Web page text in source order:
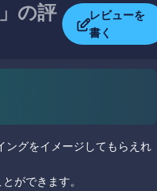
の評
レビューを
書く
ングをイメージしてもらえれ
ができます。